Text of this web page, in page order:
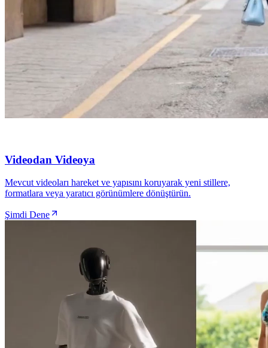
Videodan Videoya
Mevcut videoları hareket ve yapısını koruyarak yeni stillere,
formatlara veya yaratıcı görünümlere dönüştürün.
Şimdi Dene